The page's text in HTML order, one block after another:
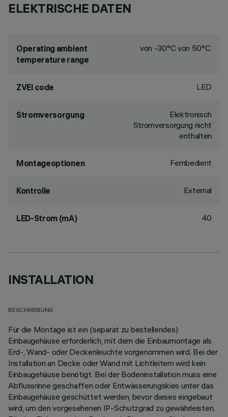
ELEKTRISCHE DATEN
Operating ambient
temperature range
von -30°C von 50°C.
ZVEI code LED
Stromversorgung
Elektronisch
Stromversorgung nicht
enthalten
Montageoptionen Fernbedient
Kontrolle External
LED-Strom (mA) 40
INSTALLATION
BESCHREIBUNG
Für die Montage ist ein (separat zu bestellendes)
Einbaugehäuse erforderlich, mit dem die Einbaumontage als
Erd-, Wand- oder Deckenleuchte vorgenommen wird. Bei der
Installation an Decke oder Wand mit Lichtleitern wird kein
Einbaugehäuse benötigt. Bei der Bodeninstallation muss eine
Abflussrinne geschaffen oder Entwässerungskies unter das
Einbaugehäuse geschüttet werden, bevor dieses eingebaut
wird, um den vorgesehenen IP-Schutzgrad zu gewährleisten.